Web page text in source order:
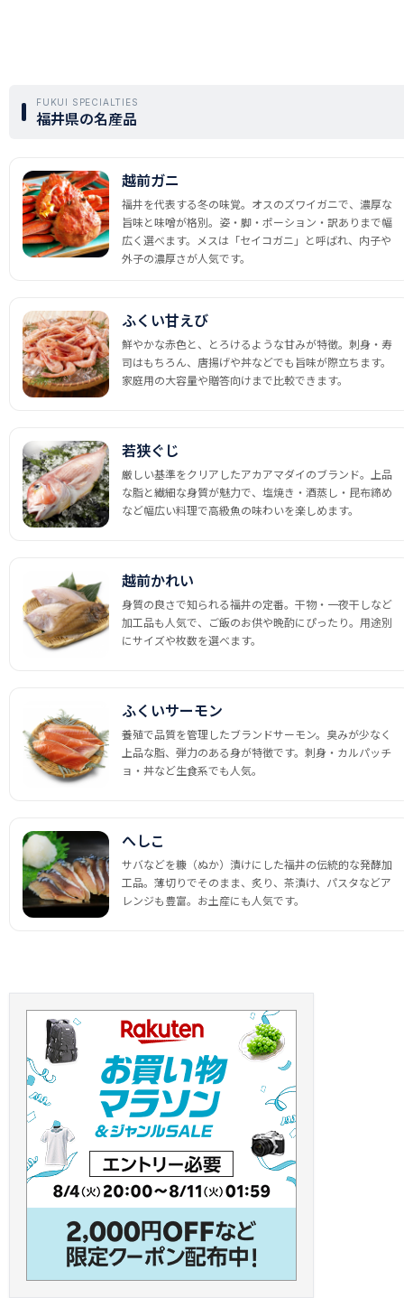
FUKUI SPECIALTIES
福井県の名産品
越前ガニ
福井を代表する冬の味覚。オスのズワイガニで、濃厚な
旨味と味噌が格別。姿・脚・ポーション・訳ありまで幅
広く選べます。メスは「セイコガニ」と呼ばれ、内子や
外子の濃厚さが人気です。
ふくい甘えび
鮮やかな赤色と、とろけるような甘みが特徴。刺身・寿
司はもちろん、唐揚げや丼などでも旨味が際立ちます。
家庭用の大容量や贈答向けまで比較できます。
若狭ぐじ
厳しい基準をクリアしたアカアマダイのブランド。上品
な脂と繊細な身質が魅力で、塩焼き・酒蒸し・昆布締め
など幅広い料理で高級魚の味わいを楽しめます。
越前かれい
身質の良さで知られる福井の定番。干物・一夜干しなど
加工品も人気で、ご飯のお供や晩酌にぴったり。用途別
にサイズや枚数を選べます。
ふくいサーモン
養殖で品質を管理したブランドサーモン。臭みが少なく
上品な脂、弾力のある身が特徴です。刺身・カルパッチ
ョ・丼など生食系でも人気。
へしこ
サバなどを糠（ぬか）漬けにした福井の伝統的な発酵加
工品。薄切りでそのまま、炙り、茶漬け、パスタなどア
レンジも豊富。お土産にも人気です。